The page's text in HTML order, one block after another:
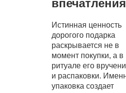
впечатления
Истинная ценность
дорогого подарка
раскрывается не в
момент покупки, а в
ритуале его
и распаковки.
упаковка создает